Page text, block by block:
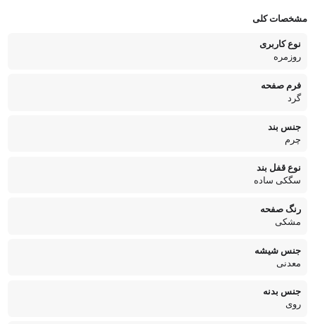
مشخصات کلی
نوع کاربری
روزمره
فرم صفحه
گرد
جنس بند
چرم
نوع قفل بند
سگکی ساده
رنگ صفحه
مشکی
جنس شیشه
معدنی
جنس بدنه
روی